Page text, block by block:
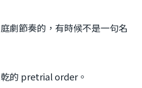
劇節奏的，有時候不是一句名
的 pretrial order。